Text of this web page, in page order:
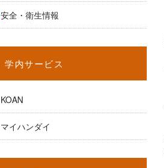
安全・衛生情報
学内サービス
KOAN
マイハンダイ